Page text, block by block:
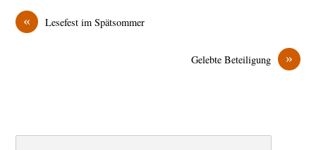
« Lesefest im Spätsommer
»
Gelebte Beteiligung